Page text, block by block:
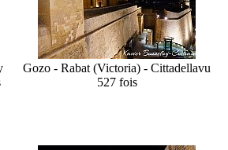
Gozo - Rabat (Victoria) - Cittadellavu
527 fois